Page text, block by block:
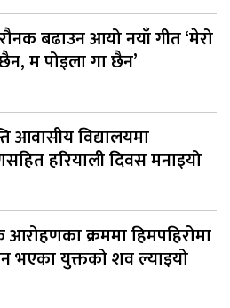
बढाउन आयो नयाँ गीत ‘मेरो
म पोइला गा छैन’
आवासीय विद्यालयमा
हरियाली दिवस मनाइयो
आरोहणका क्रममा हिमपहिरोमा
भएका युक्तको शव ल्याइयो